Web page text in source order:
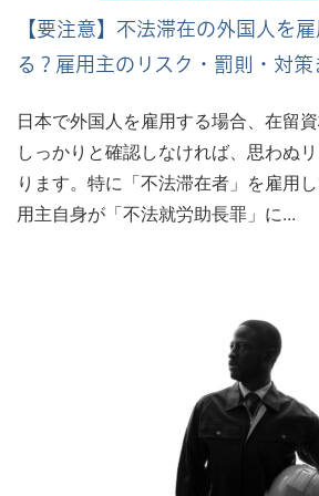
【要注意】不法滞在の外国人を
る？雇用主のリスク・罰則・対策
日本で外国人を雇用する場合、在留
しっかりと確認しなければ、思わぬ
ります。特に「不法滞在者」を雇用
用主自身が「不法就労助長罪」に...